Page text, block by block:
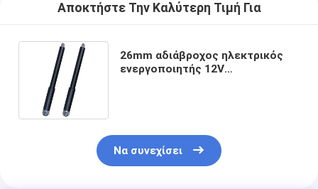
Αποκτήστε Την Καλύτερη Τιμή Για
26mm αδιάβροχος ηλεκτρικός
ενεργοποιητής 12V
Να συνεχίσει